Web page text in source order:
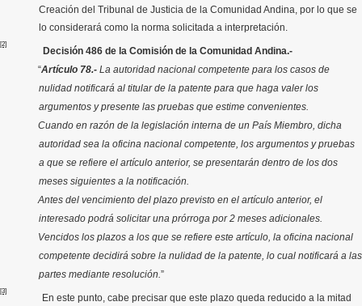
Creación del Tribunal de Justicia de la Comunidad Andina, por lo que se
lo considerará como la norma solicitada a interpretación.
[2]
Decisión 486 de la Comisión de la Comunidad Andina.-
“Artículo 78.- La autoridad nacional competente para los casos de
nulidad notificará al titular de la patente para que haga valer los
argumentos y presente las pruebas que estime convenientes.
Cuando en razón de la legislación interna de un País Miembro, dicha
autoridad sea la oficina nacional competente, los argumentos y pruebas
a que se refiere el artículo anterior, se presentarán dentro de los dos
meses siguientes a la notificación.
Antes del vencimiento del plazo previsto en el artículo anterior, el
interesado podrá solicitar una prórroga por 2 meses adicionales.
Vencidos los plazos a los que se refiere este artículo, la oficina nacional
competente decidirá sobre la nulidad de la patente, lo cual notificará a las
partes mediante resolución. ”
[3]
En este punto, cabe precisar que este plazo queda reducido a la mitad